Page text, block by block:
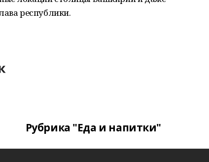
республики.
Рубрика "Еда и напитки"